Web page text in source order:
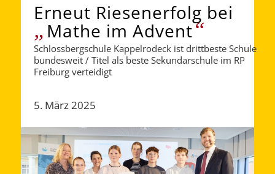
Erneut Riesenerfolg bei
„ Mathe im Advent“
Schlossbergschule Kappelrodeck ist drittbeste Schule
bundesweit / Titel als beste Sekundarschule im RP
Freiburg verteidigt
5. März 2025